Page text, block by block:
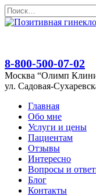
Перейти
к
Search
for:
8-800-500-07-02
Москва “Олимп
ул. Садовая-
Главная
Обо мне
Услуги и цены
Пациентам
Отзывы
Интересно
Вопросы и
Блог
Контакты